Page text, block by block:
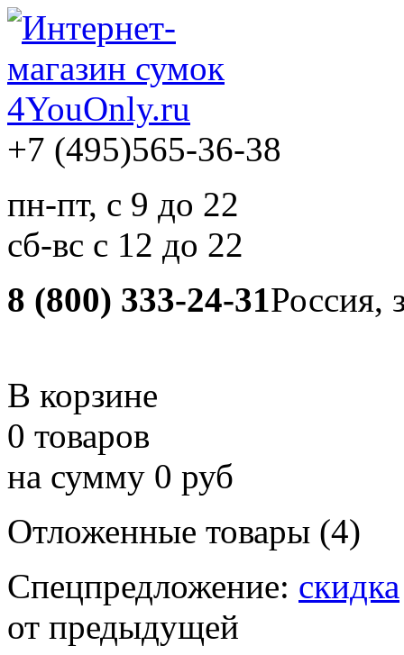
+7 (495)565-36-38
пн-пт, с 9 до 22
сб-вс с 12 до 22
8 (800) 333-24-31Россия,
В корзине
0 товаров
на сумму 0 руб
Отложенные товары (4)
Спецпредложение: скидка
от предыдущей